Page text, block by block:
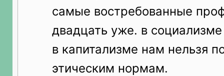
самые востребованные
двадцать уже. в
в капитализме нам нельзя
этическим нормам.